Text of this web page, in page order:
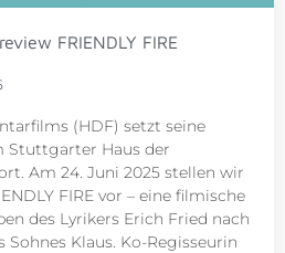
FRIENDLY FIRE
(HDF) setzt seine
Stuttgarter Haus der
Am 24. Juni 2025 stellen wir
FIRE vor – eine filmische
des Lyrikers Erich Fried nach
Klaus. Ko-Regisseurin